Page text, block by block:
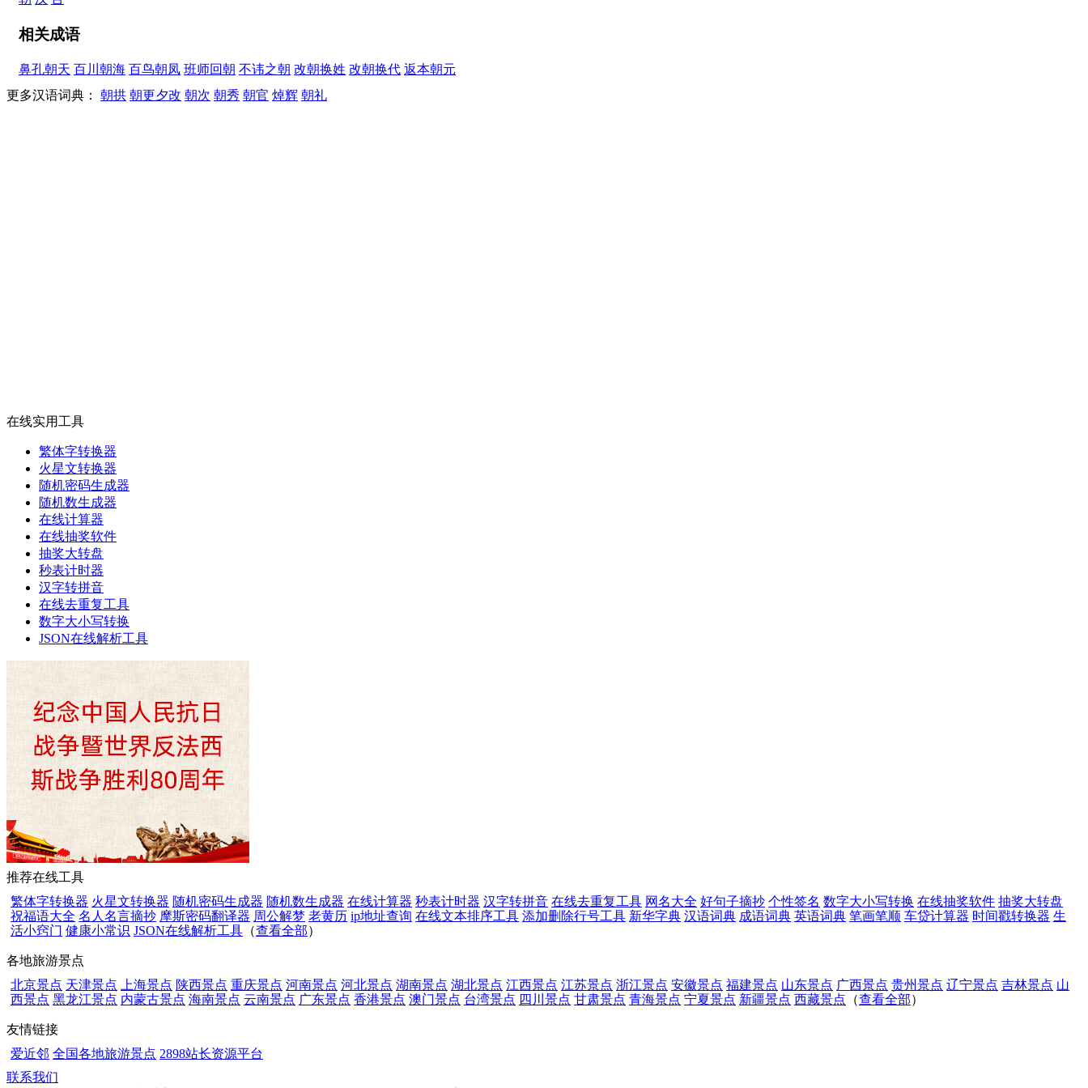
相关成语
鼻孔朝天 百川朝海 百鸟朝凤 班师回朝 不讳之朝 改朝换姓 改朝换代 返本朝元
更多汉语词典： 朝拱 朝更夕改 朝次 朝秀 朝官 焯辉 朝礼
在线实用工具
繁体字转换器
火星文转换器
随机密码生成器
随机数生成器
在线计算器
在线抽奖软件
抽奖大转盘
秒表计时器
汉字转拼音
在线去重复工具
数字大小写转换
JSON在线解析工具
推荐在线工具
繁体字转换器 火星文转换器 随机密码生成器 随机数生成器 在线计算器 秒表计时器 汉字转拼音 在线去重复工具 网名大全 好句子摘抄 个性签名 数字大小写转换 在线抽奖软件 抽奖大转盘
祝福语大全 名人名言摘抄 摩斯密码翻译器 周公解梦 老黄历 ip地址查询 在线文本排序工具 添加删除行号工具 新华字典 汉语词典 成语词典 英语词典 笔画笔顺 车贷计算器 时间戳转换器 生
活小窍门 健康小常识 JSON在线解析工具 （查看全部）
各地旅游景点
北京景点 天津景点 上海景点 陕西景点 重庆景点 河南景点 河北景点 湖南景点 湖北景点 江西景点 江苏景点 浙江景点 安徽景点 福建景点 山东景点 广西景点 贵州景点 辽宁景点 吉林景点 山
西景点 黑龙江景点 内蒙古景点 海南景点 云南景点 广东景点 香港景点 澳门景点 台湾景点 四川景点 甘肃景点 青海景点 宁夏景点 新疆景点 西藏景点 （查看全部）
友情链接
爱近邻 全国各地旅游景点 2898站长资源平台
联系我们